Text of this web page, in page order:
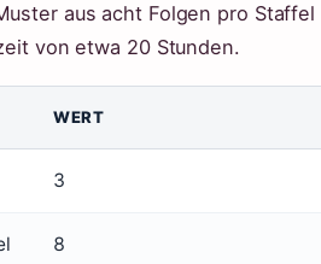
aus acht Folgen pro Staffel
von etwa 20 Stunden.
WERT
3
8